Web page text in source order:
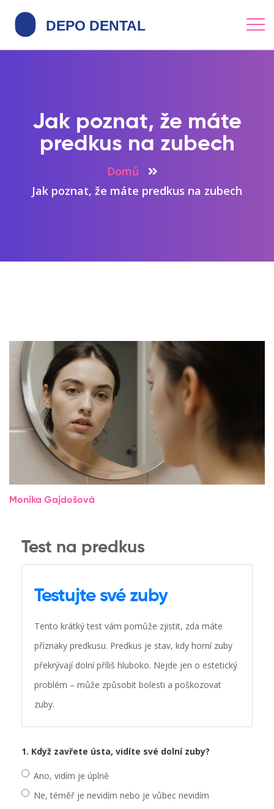
Jak poznat, že máte
predkus na zubech
Domů
Jak poznat, že máte predkus na zubech
Monika Gajdošová
Test na predkus
Testujte své zuby
Tento krátký test vám pomůže zjistit, zda máte
příznaky predkusu. Predkus je stav, kdy horní zuby
překrývají dolní příliš hluboko. Nejde jen o estetický
problém – může způsobit bolesti a poškozovat
zuby.
1. Když zavřete ústa, vidíte své dolní zuby?
Ano, vidím je úplně
Ne, téměř je nevidím nebo je vůbec nevidím